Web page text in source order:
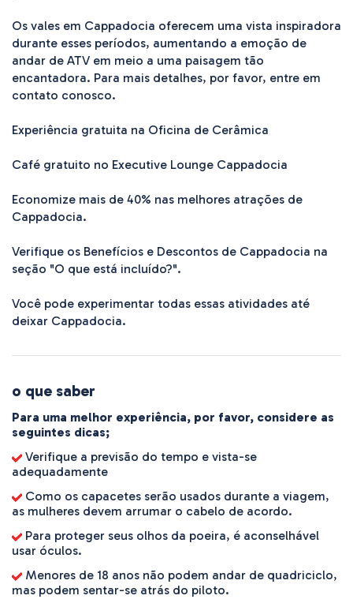
Os vales em Cappadocia oferecem uma vista inspiradora
durante esses períodos, aumentando a emoção de
andar de ATV em meio a uma paisagem tão
encantadora. Para mais detalhes, por favor, entre em
contato conosco.
Experiência gratuita na Oficina de Cerâmica
Café gratuito no Executive Lounge Cappadocia
Economize mais de 40% nas melhores atrações de
Cappadocia.
Verifique os Benefícios e Descontos de Cappadocia na
seção "O que está incluído?".
Você pode experimentar todas essas atividades até
deixar Cappadocia.
o que saber
Para uma melhor experiência, por favor, considere as
seguintes dicas;
Verifique a previsão do tempo e vista-se
adequadamente
Como os capacetes serão usados durante a viagem,
as mulheres devem arrumar o cabelo de acordo.
Para proteger seus olhos da poeira, é aconselhável
usar óculos.
Menores de 18 anos não podem andar de quadriciclo,
mas podem sentar-se atrás do piloto.